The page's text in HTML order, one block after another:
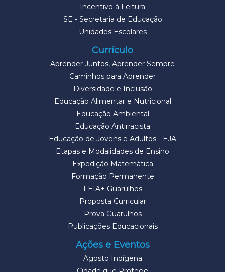
Incentivo à Leitura
SE - Secretaria de Educação
Unidades Escolares
Currículo
Aprender Juntos, Aprender Sempre
Caminhos para Aprender
Diversidade e Inclusão
Educação Alimentar e Nutricional
Educação Ambiental
Educação Antirracista
Educação de Jovens e Adultos - EJA
Etapas e Modalidades de Ensino
Expedição Matemática
Formação Permanente
LEIA+ Guarulhos
Proposta Curricular
Prova Guarulhos
Publicações Educacionais
Ações e Eventos
Agosto Indígena